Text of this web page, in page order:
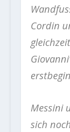
Cordin
Messini
sich